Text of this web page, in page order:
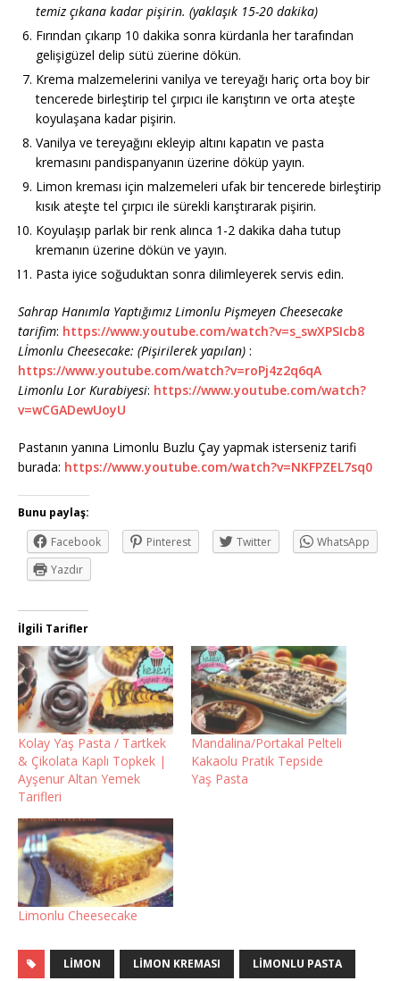
temiz çıkana kadar pişirin. (yaklaşık 15-20 dakika)
Fırından çıkarıp 10 dakika sonra kürdanla her tarafından
gelişigüzel delip sütü züerine dökün.
Krema malzemelerini vanilya ve tereyağı hariç orta boy bir
tencerede birleştirip tel çırpıcı ile karıştırın ve orta ateşte
koyulaşana kadar pişirin.
Vanilya ve tereyağını ekleyip altını kapatın ve pasta
kremasını pandispanyanın üzerine döküp yayın.
Limon kreması için malzemeleri ufak bir tencerede birleştirip
kısık ateşte tel çırpıcı ile sürekli karıştırarak pişirin.
Koyulaşıp parlak bir renk alınca 1-2 dakika daha tutup
kremanın üzerine dökün ve yayın.
Pasta iyice soğuduktan sonra dilimleyerek servis edin.
Sahrap Hanımla Yaptığımız Limonlu Pişmeyen Cheesecake
tarifim: https://www.youtube.com/watch?v=s_swXPSIcb8
Lİmonlu Cheesecake: (Pişirilerek yapılan) :
https://www.youtube.com/watch?v=roPj4z2q6qA
Limonlu Lor Kurabiyesi: https://www.youtube.com/watch?
v=wCGADewUoyU
Pastanın yanına Limonlu Buzlu Çay yapmak isterseniz tarifi
burada: https://www.youtube.com/watch?v=NKFPZEL7sq0
Bunu paylaş:
Facebook
Pinterest Twitter
WhatsApp
Yazdır
İlgili Tarifler
Kolay Yaş Pasta / Tartkek
& Çikolata Kaplı Topkek |
Ayşenur Altan Yemek
Tarifleri
Mandalina/Portakal Pelteli
Kakaolu Pratik Tepside
Yaş Pasta
Limonlu Cheesecake
LIMON LIMON KREMASI LIMONLU PASTA